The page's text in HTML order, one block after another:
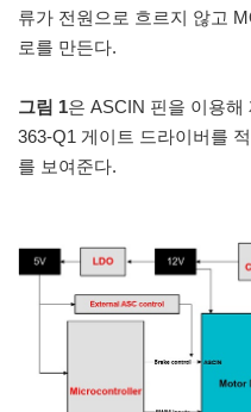
류가 전원으로 흐르지 않고
로를 만든다.
그림 1은 ASCIN 핀을 이용
363-Q1 게이트 드라이버를
를 보여준다.